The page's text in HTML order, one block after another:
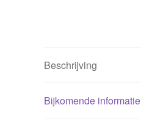
Beschrijving
Bijkomende informatie